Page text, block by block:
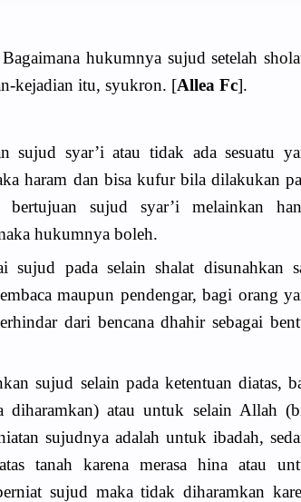
hukumnya sujud setelah
kejadian itu, syukron. [Allea Fc].
sujud syar’i atau tidak ada sesuatu
haram dan bisa kufur bila dilakukan
sujud syar’i melainkan
hukumnya boleh.
sujud pada selain shalat disunahkan
maupun pendengar, bagi orang
dari bencana dhahir sebagai
sujud selain pada ketentuan diatas,
atau untuk selain Allah
sujudnya adalah untuk ibadah,
tanah karena merasa hina atau
sujud maka tidak diharamkan